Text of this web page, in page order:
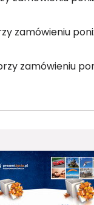
zamówieniu
zamówieniu